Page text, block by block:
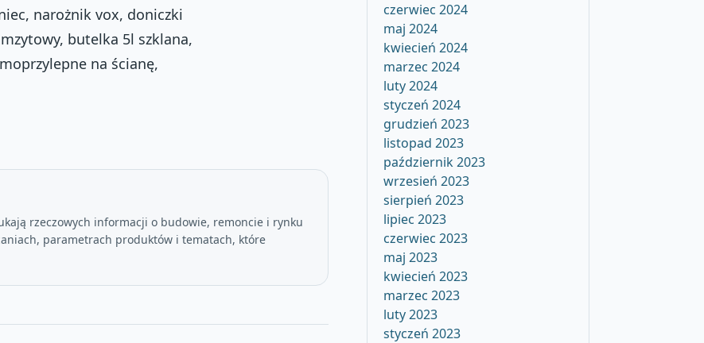
narożnik vox, doniczki
butelka 5l szklana,
na ścianę,
rzeczowych informacji o budowie, remoncie i rynku
parametrach produktów i tematach, które
czerwiec 2024
maj 2024
kwiecień 2024
marzec 2024
luty 2024
styczeń 2024
grudzień 2023
listopad 2023
październik 2023
wrzesień 2023
sierpień 2023
lipiec 2023
czerwiec 2023
maj 2023
kwiecień 2023
marzec 2023
luty 2023
styczeń 2023